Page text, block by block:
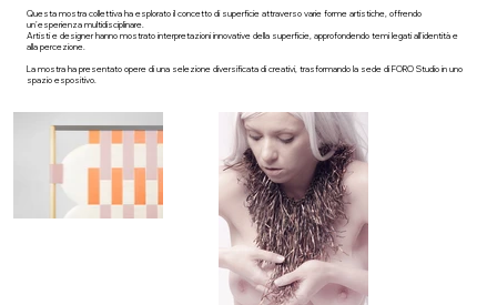
Questa mostra collettiva ha esplorato il concetto di superficie attraverso varie forme artistiche, offrendo
un'esperienza multidisciplinare.
Artisti e designer hanno mostrato interpretazioni innovative della superficie, approfondendo temi legati all'identità e
alla percezione.
La mostra ha presentato opere di una selezione diversificata di creativi, trasformando la sede di FORO Studio in uno
spazio espositivo.